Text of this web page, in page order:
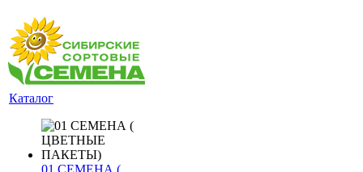
Каталог
01 СЕМЕНА (